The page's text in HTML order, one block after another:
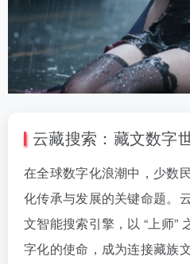
云藏搜索：藏文数字
在全球数字化浪潮中，少数
化传承与发展的关键命题。
文智能搜索引擎，以 “上师”
字化的使命，成为连接藏族